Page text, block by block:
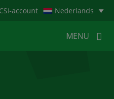
account Nederlands
MENU